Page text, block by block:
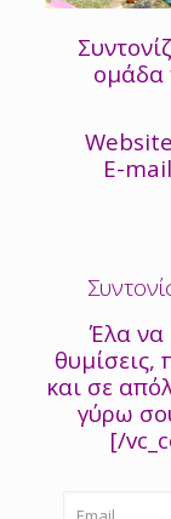
ομάδα
E-
Έλα να
θυμίσεις,
και σε
γύρω
[/